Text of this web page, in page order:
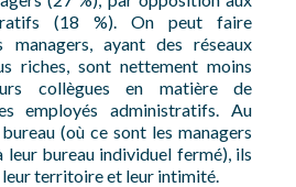
(18 %). On peut faire
managers, ayant des réseaux
riches, sont nettement moins
collègues en matière de
employés administratifs. Au
(où ce sont les managers
leur bureau individuel fermé), ils
territoire et leur intimité.